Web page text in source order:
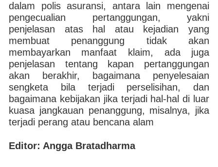
dalam polis asuransi, antara lain mengenai
pengecualian pertanggungan, yakni
penjelasan atas hal atau kejadian yang
membuat penanggung tidak akan
membayarkan manfaat klaim, ada juga
penjelasan tentang kapan pertanggungan
akan berakhir, bagaimana penyelesaian
sengketa bila terjadi perselisihan, dan
bagaimana kebijakan jika terjadi hal-hal di luar
kuasa jangkauan penanggung, misalnya, jika
terjadi perang atau bencana alam
Editor: Angga Bratadharma